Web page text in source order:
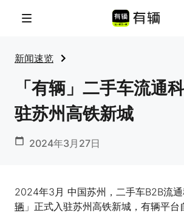
菜单
新闻速览
「有辆」二手车流通
驻苏州高铁新城
2024年3月27日
2024年3月 中国苏州，二手车B2B流
辆 」正式入驻苏州高铁新城，有辆平